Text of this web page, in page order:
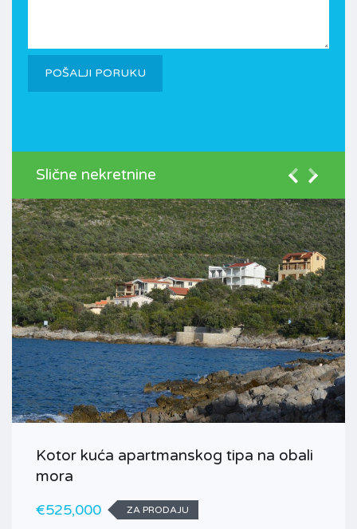
Slične nekretnine
Kotor kuća apartmanskog tipa na obali
mora
€525,000
ZA PRODAJU